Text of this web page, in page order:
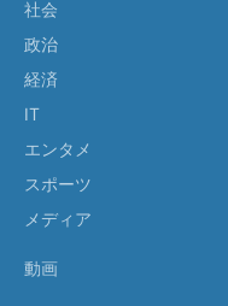
社会
政治
経済
IT
エンタメ
スポーツ
メディア
動画